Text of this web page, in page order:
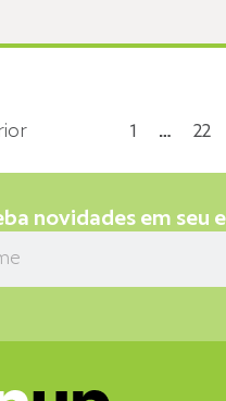
1 … 22
novidades em seu